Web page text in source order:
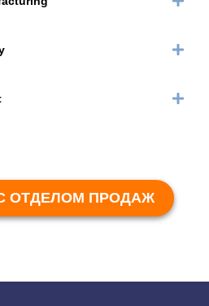
ОТДЕЛОМ ПРОДАЖ